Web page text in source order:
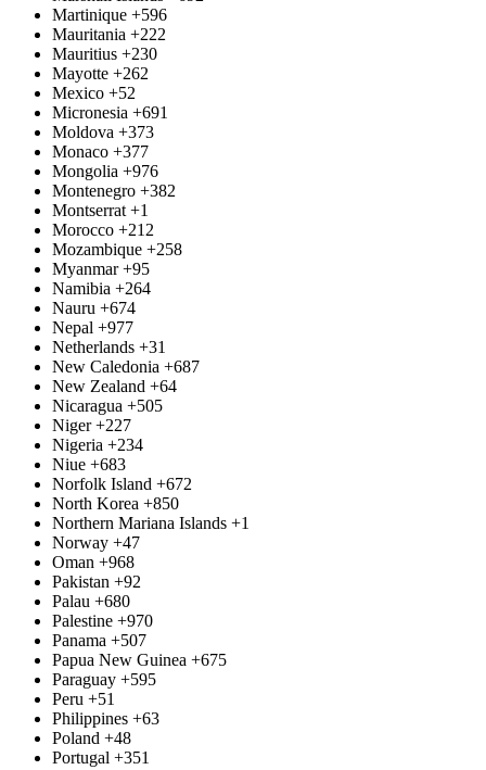
Martinique +596
Mauritania +222
Mauritius +230
Mayotte +262
Mexico +52
Micronesia +691
Moldova +373
Monaco +377
Mongolia +976
Montenegro +382
Montserrat +1
Morocco +212
Mozambique +258
Myanmar +95
Namibia +264
Nauru +674
Nepal +977
Netherlands +31
New Caledonia +687
New Zealand +64
Nicaragua +505
Niger +227
Nigeria +234
Niue +683
Norfolk Island +672
North Korea +850
Northern Mariana Islands +1
Norway +47
Oman +968
Pakistan +92
Palau +680
Palestine +970
Panama +507
Papua New Guinea +675
Paraguay +595
Peru +51
Philippines +63
Poland +48
Portugal +351